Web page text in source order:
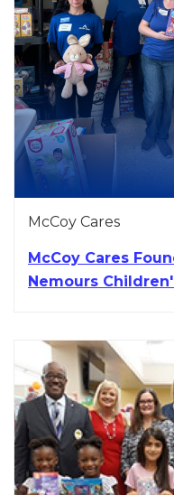
McCoy Cares
McCoy Cares
Nemours